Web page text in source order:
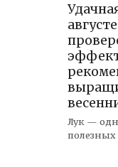
Лук —
полезных